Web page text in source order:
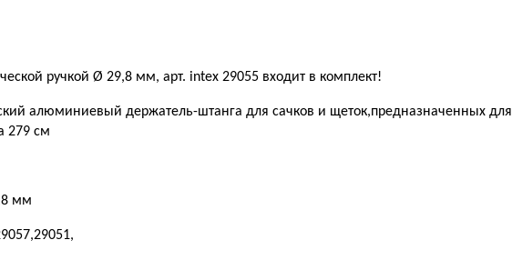
ручкой Ø 29,8 мм, арт. intex 29055 входит в комплект!
алюминиевый держатель-штанга для сачков и щеток,предназначенных для
279 см
мм